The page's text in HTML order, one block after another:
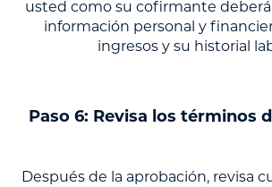
usted como su cofirmante
información personal y
ingresos y su historial
Paso 6: Revisa los términos
Después de la aprobación, revisa